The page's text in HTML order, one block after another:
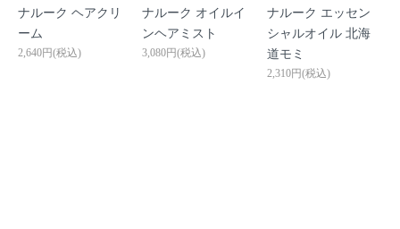
ムもワックスも使い終わったあとで、手がベタベタする
ので洗ってたんだけど、ベタベタは落ちないな、と気が
付いたので、腕に塗ってます。天然原料だし、普通にク
ナルーク ヘアクリ
ーム
2,640円(税込)
ナルーク オイルイ
ンヘアミスト
3,080円(税込)
ナルーク エッセン
シャルオイル 北海
道モミ
2,310円(税込)